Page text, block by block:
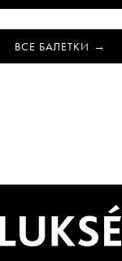
ВСЕ БАЛЕТКИ